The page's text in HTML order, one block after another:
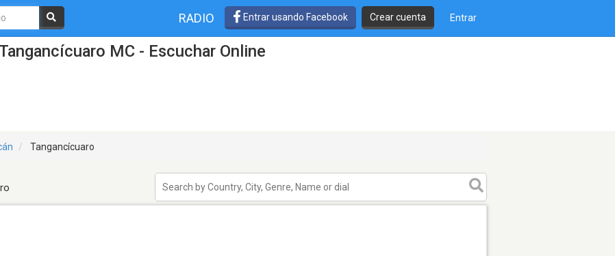
RADIO Entrar usando Facebook Crear cuenta Entrar
MC - Escuchar Online
Tangancícuaro